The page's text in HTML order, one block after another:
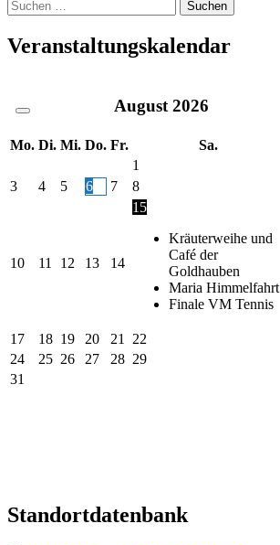
nach:
Veranstaltungskalendar
August 2026
Mo. Di. Mi. Do. Fr. Sa.
1
3
4 5 6 7 8
10 11 12 13 14
15
Kräuterweihe und
Café der
Goldhauben
Maria Himmelfahrt
Finale VM Tennis
17 18 19 20 21 22
24
25 26 27 28 29
31
Standortdatenbank